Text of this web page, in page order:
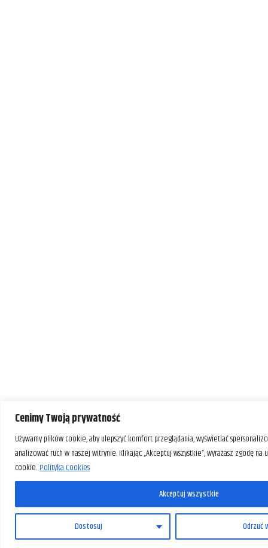
Cenimy Twoją prywatność
Używamy plików cookie, aby ulepszyć komfort przeglądania, wyświetlać
analizować ruch w naszej witrynie. Klikając „Akceptuj wszystkie”, wyrażasz zgodę
cookie. Polityka Cookies
Dostosuj Odrzuć
Akceptuj wszystkie